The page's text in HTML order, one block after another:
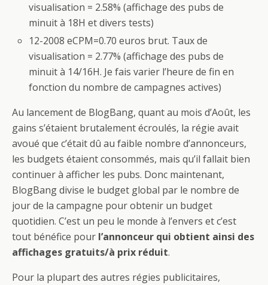
visualisation = 2.58% (affichage des pubs de
minuit à 18H et divers tests)
12-2008 eCPM=0.70 euros brut. Taux de
visualisation = 2.77% (affichage des pubs de
minuit à 14/16H. Je fais varier l’heure de fin en
fonction du nombre de campagnes actives)
Au lancement de BlogBang, quant au mois d’Août, les
gains s’étaient brutalement écroulés, la régie avait
avoué que c’était dû au faible nombre d’annonceurs,
les budgets étaient consommés, mais qu’il fallait bien
continuer à afficher les pubs. Donc maintenant,
BlogBang divise le budget global par le nombre de
jour de la campagne pour obtenir un budget
quotidien. C’est un peu le monde à l’envers et c’est
tout bénéfice pour l’annonceur qui obtient ainsi des
affichages gratuits/à prix réduit.
Pour la plupart des autres régies publicitaires,